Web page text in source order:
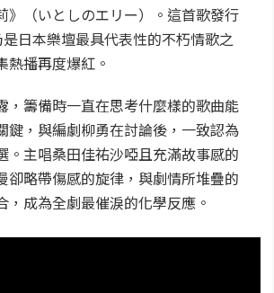
》（いとしのエリー）。這首歌發行
日本樂壇最具代表性的不朽情歌之
熱播再度爆紅。
，籌備時一直在思考什麼樣的歌曲能
鍵，與編劇柳勇在討論後，一致認為
。主唱桑田佳祐沙啞且充滿故事感的
卻略帶傷感的旋律，與劇情所堆疊的
，成為全劇最催淚的化學反應。